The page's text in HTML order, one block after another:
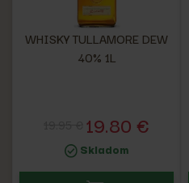
WHISKY TULLAMORE DEW
40% 1L
19.80 €
Skladom